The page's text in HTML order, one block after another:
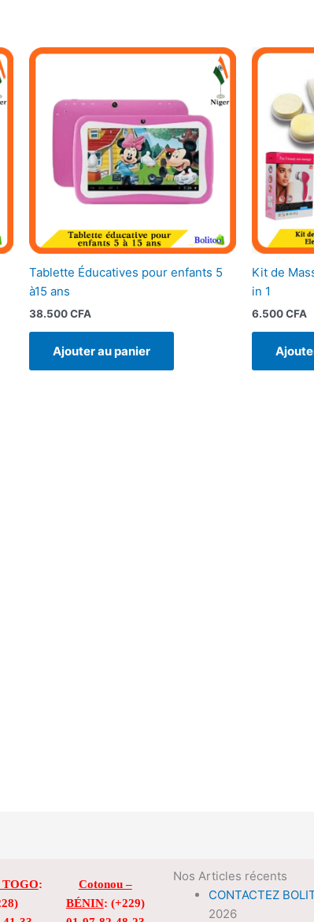
Tablette Éducatives pour enfants 5
à15 ans
38.500CFA
Ajouter au panier
Kit de
in 1
6.500CFA
TOGO:
Cotonou –
BÉNIN: (+229)
Nos Articles récents
CONTACTEZ
2026